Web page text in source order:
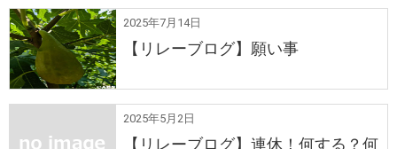
2025年7月14日
【リレーブログ】願い事
2025年5月2日
【リレーブログ】連休！何する？何